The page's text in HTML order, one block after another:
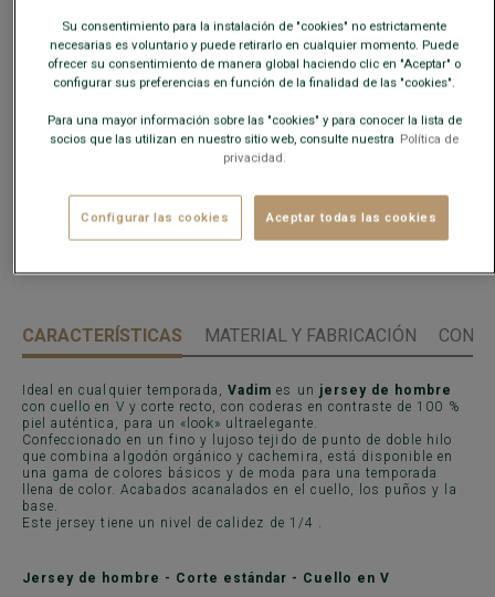
Guía de tallas
− + AÑADIR A LA CESTA
Envío gratis en España a partir de 99€ de compra
CARACTERÍSTICAS MATERIAL Y FABRICACIÓN
Ideal en cualquier temporada,Vadim es un jersey de hombre
con cuello en V y corte recto, con coderas en contraste de 100 %
piel auténtica, para un «look» ultraelegante.
Confeccionado en un fino y lujoso tejido de punto de doble hilo
que combina algodón orgánico y cachemira, está disponible en
una gama de colores básicos y de moda para una temporada
llena de color. Acabados acanalados en el cuello, los puños y la
base.
Este jersey tiene un nivel de calidez de 1/4 .
Jersey de hombre - Corte estándar - Cuello en V
Su consentimiento para la instalación de "cookies" no estrictamente
necesarias es voluntario y puede retirarlo en cualquier momento. Puede
ofrecer su consentimiento de manera global haciendo clic en "Aceptar" o
configurar sus preferencias en función de la finalidad de las "cookies".
Para una mayor información sobre las "cookies" y para conocer la lista de
socios que las utilizan en nuestro sitio web, consulte nuestra Política de
privacidad.
Configurar las cookies Aceptar todas las cookies